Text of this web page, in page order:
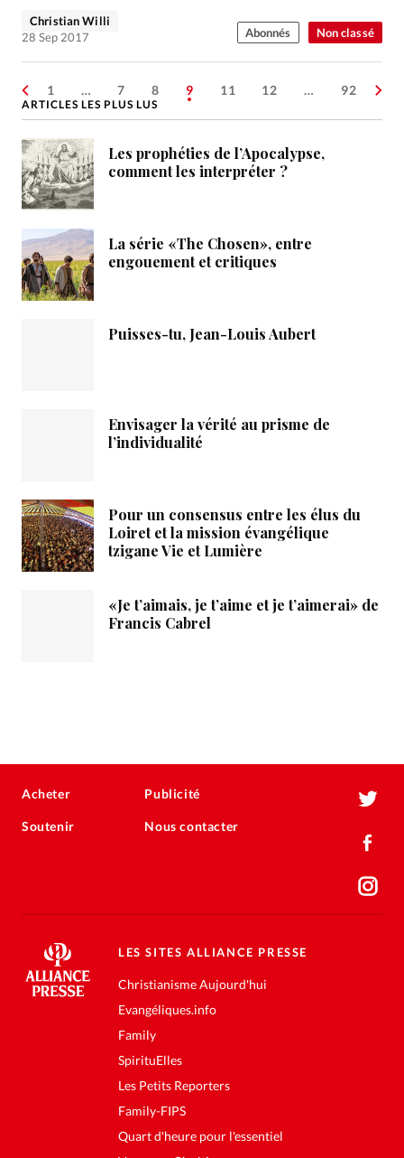
Non classé
Christian Willi
28 Sep 2017
Abonnés
1 … 7 8 9 11 12 … 92
ARTICLES LES PLUS LUS
Les prophéties de l’Apocalypse,
comment les interpréter ?
La série «The Chosen», entre
engouement et critiques
Puisses-tu, Jean-Louis Aubert
Envisager la vérité au prisme de
l’individualité
Pour un consensus entre les élus du
Loiret et la mission évangélique
tzigane Vie et Lumière
«Je t’aimais, je t’aime et je t’aimerai» de
Francis Cabrel
Acheter
Soutenir
Publicité
Nous contacter
LES SITES ALLIANCE PRESSE
Christianisme Aujourd'hui
Evangéliques.info
Family
SpirituElles
Les Petits Reporters
Family-FIPS
Quart d'heure pour l'essentiel